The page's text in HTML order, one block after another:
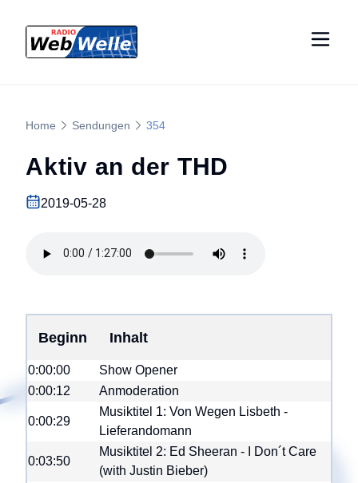
Home Sendungen 354
Aktiv an der THD
2019-05-28
Beginn Inhalt
0:00:00
Show Opener
0:00:12
Anmoderation
0:00:29
Musiktitel 1: Von Wegen Lisbeth -
Lieferandomann
0:03:50
Musiktitel 2: Ed Sheeran - I Don´t Care
(with Justin Bieber)